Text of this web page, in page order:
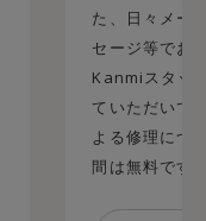
た、日々メー
セージ等でお
Kanmiスタッ
ていただいて
よる修理につ
間は無料です